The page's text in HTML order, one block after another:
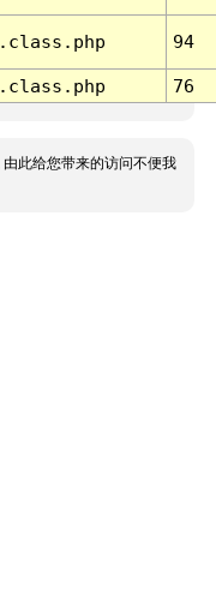
94
76
此给您带来的访问不便我